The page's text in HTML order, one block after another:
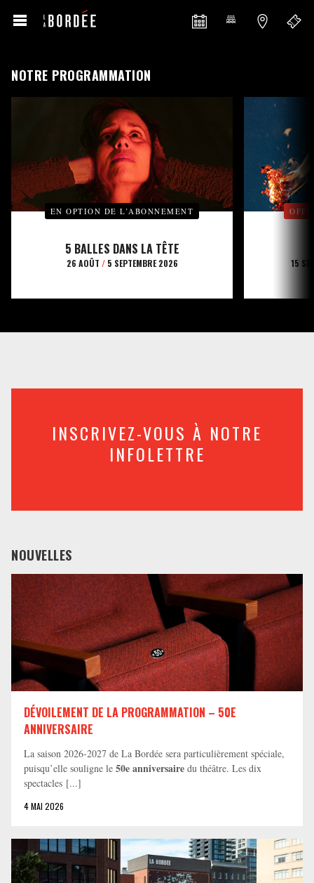
NOTRE PROGRAMMATION
EN OPTION DE L’ABONNEMENT
5 BALLES DANS LA TÊTE
26 AOÛT /5 SEPTEMBRE 2026 15
INSCRIVEZ-VOUS À NOTRE
INFOLETTRE
NOUVELLES
DÉVOILEMENT DE LA PROGRAMMATION – 50E
ANNIVERSAIRE
La saison 2026-2027 de La Bordée sera particulièrement spéciale,
puisqu’elle souligne le 50e anniversaire du théâtre. Les dix
spectacles [...]
4 MAI 2026